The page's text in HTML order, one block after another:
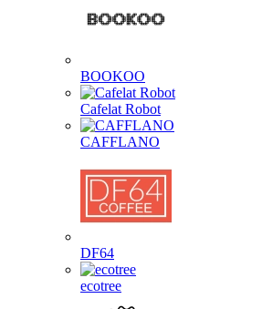
BOOKOO
Cafelat Robot
CAFFLANO
DF64
ecotree